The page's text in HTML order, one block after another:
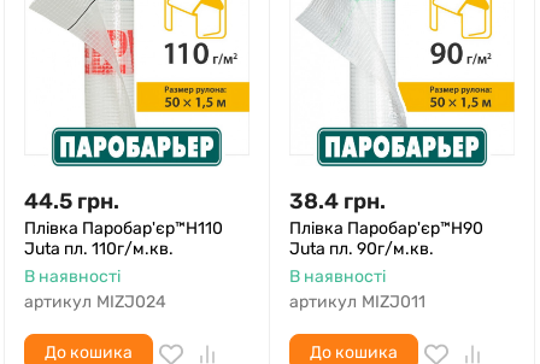
44.5 грн.
Плівка Паробар'єр™Н110
Juta пл. 110г/м.кв.
В наявності
артикул MIZJ024
До кошика
38.4 грн.
Плівка Паробар'єр™Н90
Juta пл. 90г/м.кв.
В наявності
артикул MIZJ011
До кошика